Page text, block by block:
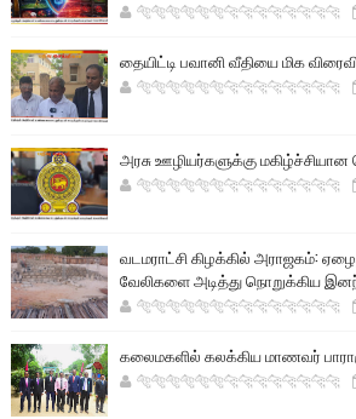
🐅🐅🐅🐅🐅🐅🐆🐆🐆🐆🐆🐆🐆🐆
தையிட்டி பவானி வீதியை மிக
🐅🐅🐅🐅🐅🐅🐆🐆🐆🐆🐆🐆🐆🐆
அரசு ஊழியர்களுக்கு மகிழ்ச்சியான
🐅🐅🐅🐅🐅🐅🐆🐆🐆🐆🐆🐆🐆🐆
வடமராட்சி கிழக்கில் அராஜகம்:
வேலிகளை அடித்து நொறுக்கிய
🐅🐅🐅🐅🐅🐅🐆🐆🐆🐆🐆🐆🐆🐆
கலைமகளில் கலக்கிய மாணவர்
🐅🐅🐅🐅🐅🐅🐆🐆🐆🐆🐆🐆🐆🐆